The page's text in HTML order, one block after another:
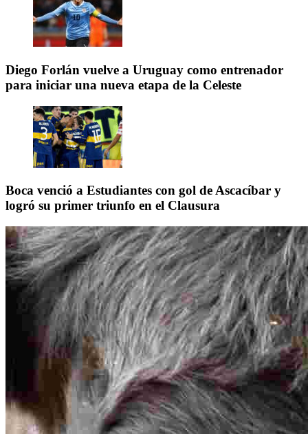
Diego Forlán vuelve a Uruguay como entrenador
para iniciar una nueva etapa de la Celeste
Boca venció a Estudiantes con gol de Ascacíbar y
logró su primer triunfo en el Clausura